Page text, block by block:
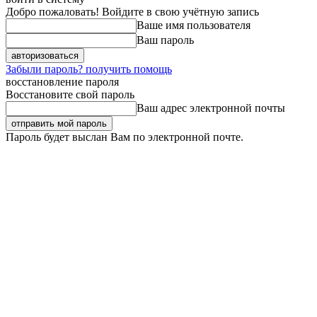
Добро пожаловать! Войдите в свою учётную запись
Ваше имя пользователя
Ваш пароль
Забыли пароль? получить помощь
восстановление пароля
Восстановите свой пароль
Ваш адрес электронной почты
Пароль будет выслан Вам по электронной почте.